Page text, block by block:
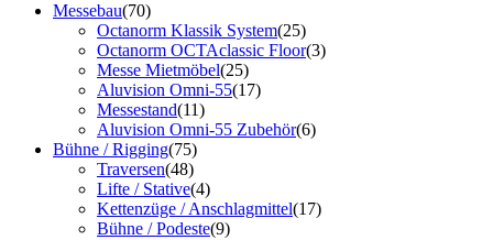
Messebau(70)
Octanorm Klassik System(25)
Octanorm OCTAclassic Floor(3)
Messe Mietmöbel(25)
Aluvision Omni-55(17)
Messestand(11)
Aluvision Omni-55 Zubehör(6)
Bühne / Rigging(75)
Traversen(48)
Lifte / Stative(4)
Kettenzüge / Anschlagmittel(17)
Bühne / Podeste(9)